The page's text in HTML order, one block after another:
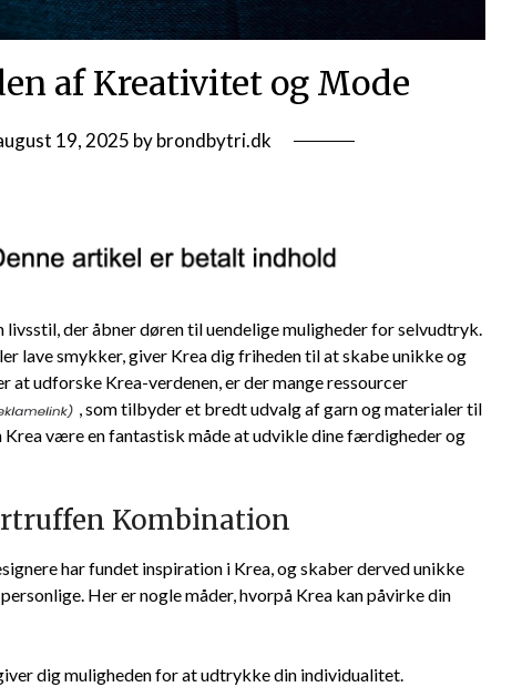
af Kreativitet og Mode
19, 2025 bybrondbytri.dk
livsstil, der åbner døren til uendelige muligheder for selvudtryk.
lave smykker, giver Krea dig friheden til at skabe unikke og
at udforske Krea-verdenen, er der mange ressourcer
, som tilbyder et bredt udvalg af garn og materialer til
være en fantastisk måde at udvikle dine færdigheder og
Kombination
har fundet inspiration i Krea, og skaber derved unikke
Her er nogle måder, hvorpå Krea kan påvirke din
dig muligheden for at udtrykke din individualitet.